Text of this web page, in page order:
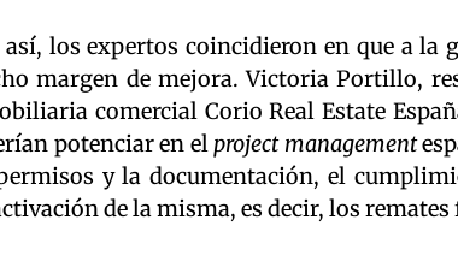
los expertos coincidieron en que a la
margen de mejora. Victoria Portillo,
comercial Corio Real Estate
potenciar en el project management
y la documentación, el
de la misma, es decir, los remates